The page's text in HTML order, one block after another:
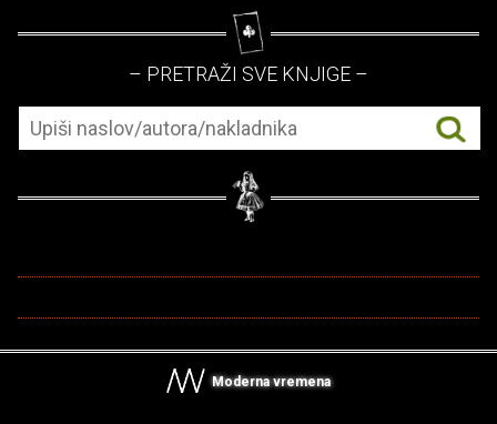
– PRETRAŽI SVE KNJIGE –
Moderna vremena